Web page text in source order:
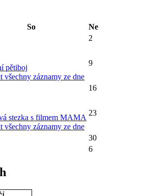
So
Ne
2
pětiboj
všechny záznamy ze dne
9
16
stezka s filmem MAMA
všechny záznamy ze dne
23
30
6